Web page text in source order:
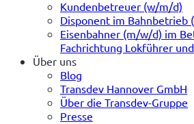
Kundenbetreuer (w/m/d)
Disponent im Bahnbetrieb
Eisenbahner (m/w/d) im
Fachrichtung Lokführer
Über uns
Blog
Transdev Hannover GmbH
Über die Transdev-Gruppe
Presse